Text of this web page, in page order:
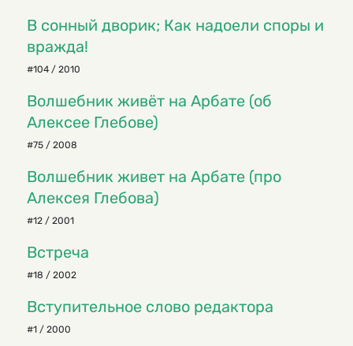
В сонный дворик; Как надоели споры и
вражда!
#104 / 2010
Волшебник живёт на Арбате (об
Алексее Глебове)
#75 / 2008
Волшебник живет на Арбате (про
Алексея Глебова)
#12 / 2001
Встреча
#18 / 2002
Вступительное слово редактора
#1 / 2000